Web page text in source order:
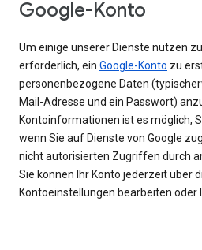
Google-Konto
Um einige unserer Dienste nutzen
erforderlich, ein Google-Konto zu
personenbezogene Daten
Mail-Adresse und ein Passwort)
Kontoinformationen ist es möglich,
wenn Sie auf Dienste von Google
nicht autorisierten Zugriffen durch
Sie können Ihr Konto jederzeit über
Kontoeinstellungen bearbeiten oder